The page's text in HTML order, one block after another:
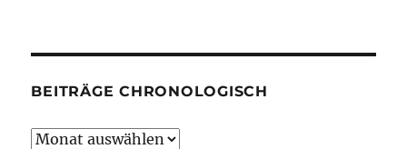
BEITRÄGE CHRONOLOGISCH
Beiträge